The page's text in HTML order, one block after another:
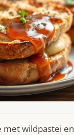
met wildpastei en